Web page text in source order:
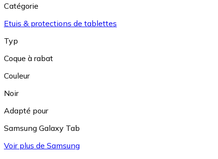
Catégorie
Etuis & protections de tablettes
Typ
Coque à rabat
Couleur
Noir
Adapté pour
Samsung Galaxy Tab
Voir plus de Samsung